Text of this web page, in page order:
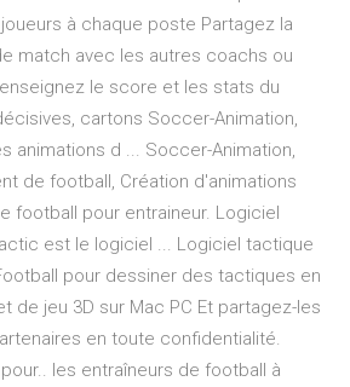
à chaque poste Partagez la
match avec les autres coachs ou
le score et les stats du
cartons Soccer-Animation,
animations d ... Soccer-Animation,
de football, Création d'animations
football pour entraineur. Logiciel
est le logiciel ... Logiciel tactique
pour dessiner des tactiques en
de jeu 3D sur Mac PC Et partagez-les
en toute confidentialité.
les entraîneurs de football à